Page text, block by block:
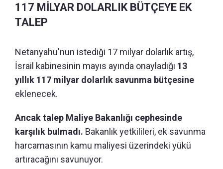
117 MİLYAR DOLARLIK BÜTÇEYE EK
TALEP
Netanyahu'nun istediği 17 milyar dolarlık artış,
İsrail kabinesinin mayıs ayında onayladığı 13
yıllık 117 milyar dolarlık savunma bütçesine
eklenecek.
Ancak talep Maliye Bakanlığı cephesinde
karşılık bulmadı. Bakanlık yetkilileri, ek savunma
harcamasının kamu maliyesi üzerindeki yükü
artıracağını savunuyor.